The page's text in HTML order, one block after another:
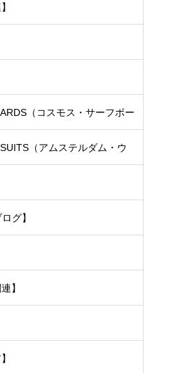
（コスモス・サーフボー
（アムステルダム・ウ
グ】
】